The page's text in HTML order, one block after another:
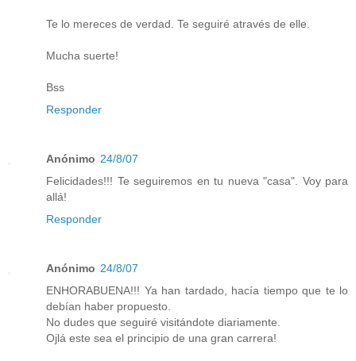
Te lo mereces de verdad. Te seguiré através de elle.
Mucha suerte!
Bss
Responder
Anónimo 24/8/07
Felicidades!!! Te seguiremos en tu nueva "casa". Voy para
allá!
Responder
Anónimo 24/8/07
ENHORABUENA!!! Ya han tardado, hacía tiempo que te lo
debían haber propuesto.
No dudes que seguiré visitándote diariamente.
Ojlá este sea el principio de una gran carrera!